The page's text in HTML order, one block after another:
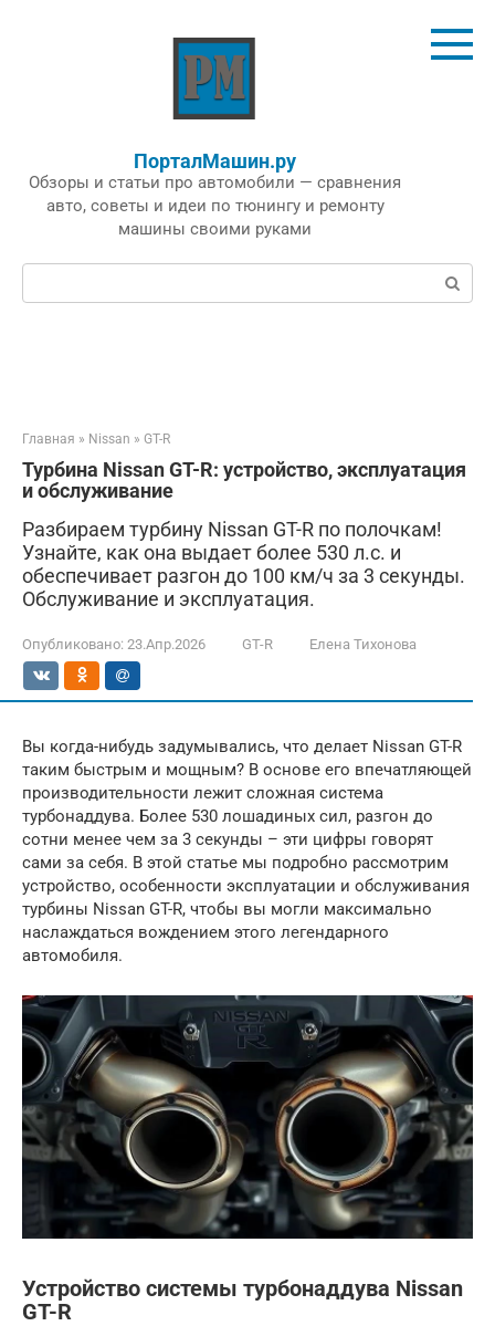
ПорталМашин.ру
Обзоры и статьи про автомобили — сравнения
авто, советы и идеи по тюнингу и ремонту
машины своими руками
Поиск:
Главная » Nissan » GT-R
Турбина Nissan GT-R: устройство, эксплуатация
и обслуживание
Разбираем турбину Nissan GT-R по полочкам!
Узнайте, как она выдает более 530 л.с. и
обеспечивает разгон до 100 км/ч за 3 секунды.
Обслуживание и эксплуатация.
Опубликовано: 23.Апр.2026 GT-R Елена Тихонова
Вы когда-нибудь задумывались, что делает Nissan GT-R
таким быстрым и мощным? В основе его впечатляющей
производительности лежит сложная система
турбонаддува. Более 530 лошадиных сил, разгон до
сотни менее чем за 3 секунды – эти цифры говорят
сами за себя. В этой статье мы подробно рассмотрим
устройство, особенности эксплуатации и обслуживания
турбины Nissan GT-R, чтобы вы могли максимально
наслаждаться вождением этого легендарного
автомобиля.
Устройство системы турбонаддува Nissan
GT-R